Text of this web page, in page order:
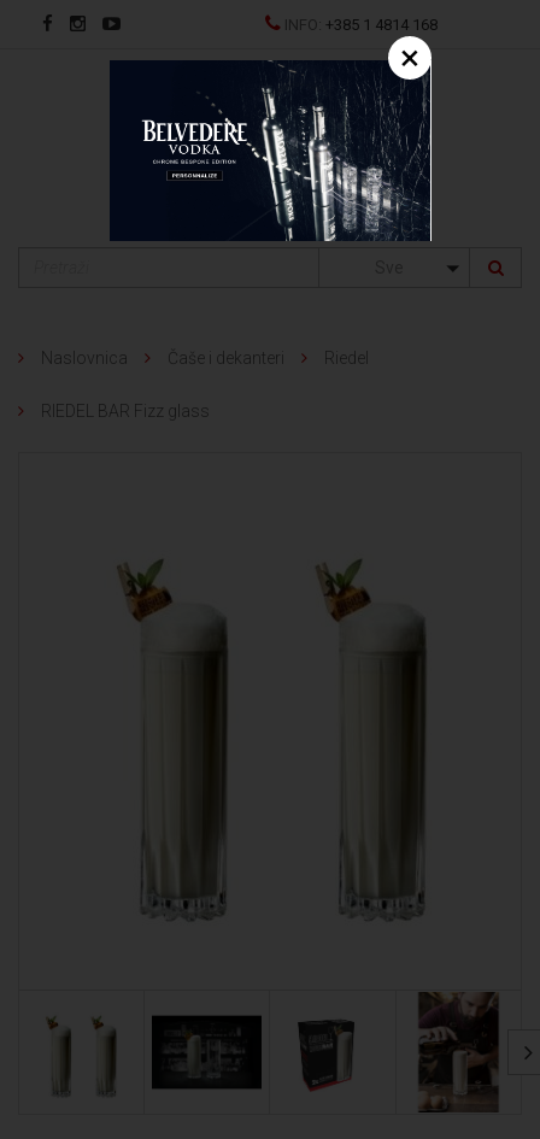
INFO:+385 1 4814 168
EN
Naslovnica Čaše i dekanteri Riedel
RIEDEL BAR Fizz glass
×